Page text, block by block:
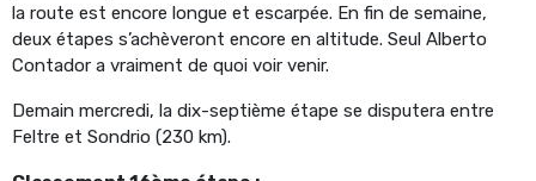
la route est encore longue et escarpée. En fin de semaine,
deux étapes s’achèveront encore en altitude. Seul Alberto
Contador a vraiment de quoi voir venir.
Demain mercredi, la dix-septième étape se disputera entre
Feltre et Sondrio (230 km).